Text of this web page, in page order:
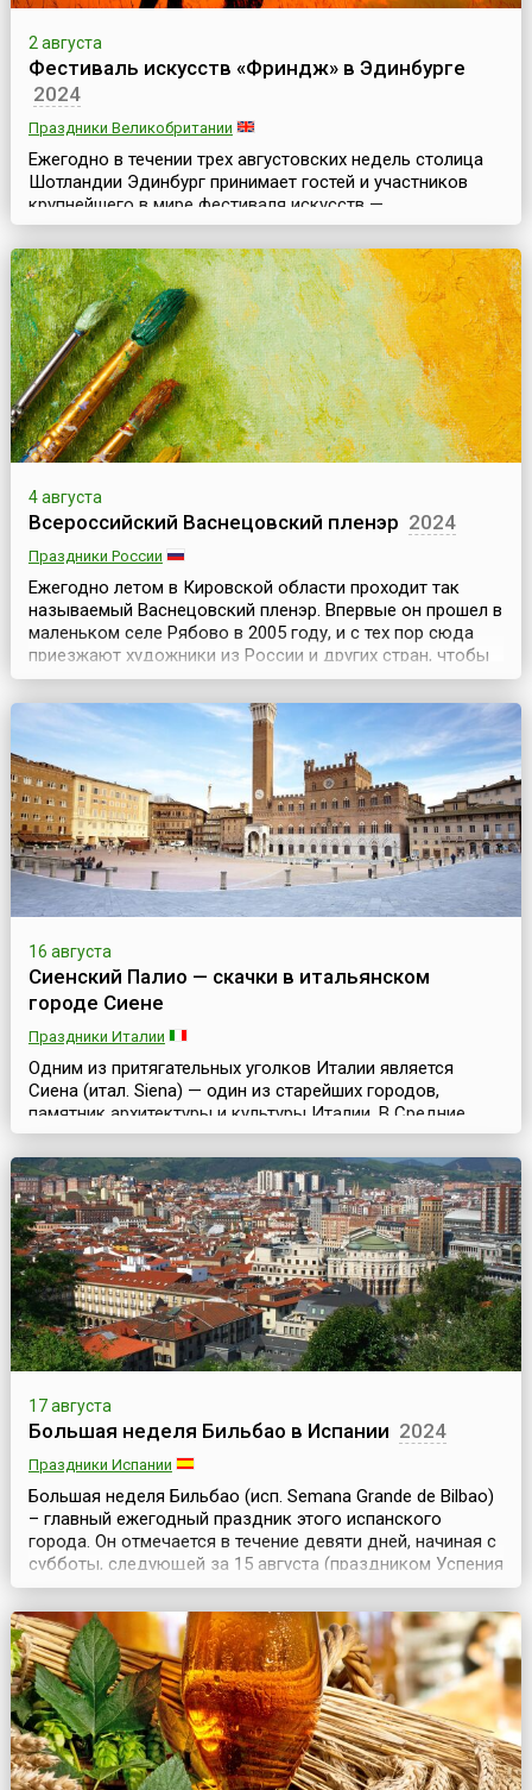
2 августа
Фестиваль искусств «Фриндж» в Эдинбурге
2024
Праздники Великобритании
Ежегодно в течении трех августовских недель столица
Шотландии Эдинбург принимает гостей и участников
крупнейшего в мире фестиваля искусств —
Эдинбургского фестиваля искусств «Фриндж» (англ.
Edinburgh Fringe Festival). Он является неофициальной и
«неформальной» частью знаменитого Эдинбургского
международного фестиваля искусств.Ежегодно на
фестивале разыгрываются 3 тысячи представлений и
более 2...
4 августа
Всероссийский Васнецовский пленэр 2024
Праздники России
Ежегодно летом в Кировской области проходит так
называемый Васнецовский пленэр. Впервые он прошел в
маленьком селе Рябово в 2005 году, и с тех пор сюда
приезжают художники из России и других стран, чтобы
писать с натуры в местах, где создавали свои
произведения Виктор и Аполлинарий Васнецовы.С 2012
года программа пленэра изменилась. Усадьба в Рябово
находилась на реконструкции, поэтому художни...
16 августа
Сиенский Палио — скачки в итальянском
городе Сиене
Праздники Италии
Одним из притягательных уголков Италии является
Сиена (итал. Siena) — один из старейших городов,
памятник архитектуры и культуры Италии. В Средние
века этот город, расположенный в западной части
страны, в Тоскане, был столицей сильной Сиенской
республики и уже в ту дальнюю эпоху хранил шедевры
итальянской готики мирового достоинства.Именно в
Средние века и зародилась традиция проводить в
город...
17 августа
Большая неделя Бильбао в Испании 2024
Праздники Испании
Большая неделя Бильбао (исп. Semana Grande de Bilbao)
– главный ежегодный праздник этого испанского
города. Он отмечается в течение девяти дней, начиная с
субботы, следующей за 15 августа (праздником Успения
Богородицы).Официальный статус праздник получил в
1978 году, хотя и прежде в августе в Бильбао проходили
разнообразные увеселительные мероприятия – ярмарки,
корриды, состязания силачей, ци...